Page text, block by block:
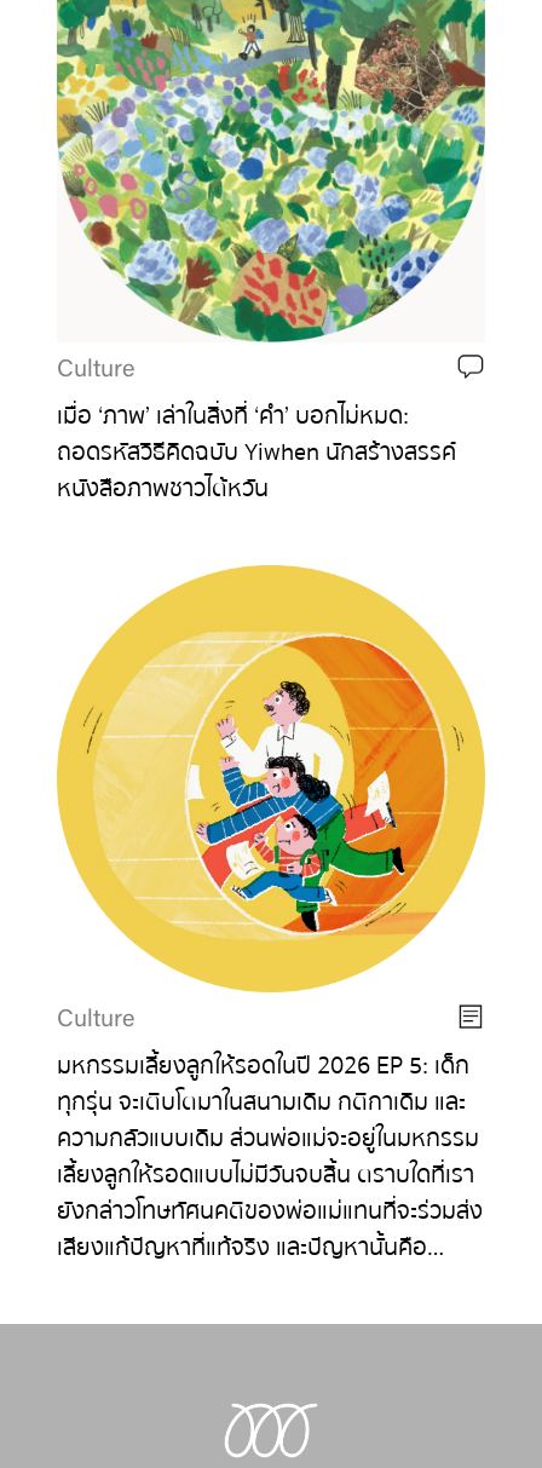
Culture
เมื่อ ‘ภาพ’ เล่าในสิ่งที่ ‘คำ’ บอกไม่หมด:
ถอดรหัสวิธีคิดฉบับ Yiwhen นักสร้างสรรค์
หนังสือภาพชาวไต้หวัน
Culture
มหกรรมเลี้ยงลูกให้รอดในปี 2026 EP 5: เด็ก
ทุกรุ่น จะเติบโตมาในสนามเดิม กติกาเดิม และ
ความกลัวแบบเดิม ส่วนพ่อแม่จะอยู่ในมหกรรม
เลี้ยงลูกให้รอดแบบไม่มีวันจบสิ้น ตราบใดที่เรา
ยังกล่าวโทษทัศนคติของพ่อแม่แทนที่จะร่วมส่ง
เสียงแก้ปัญหาที่แท้จริง และปัญหานั้นคือ…